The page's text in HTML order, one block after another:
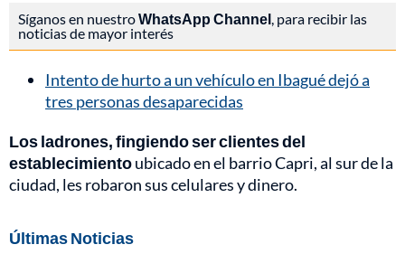
Síganos en nuestroWhatsApp Channel , para recibir las
noticias de mayor interés
Intento de hurto a un vehículo en Ibagué dejó a
tres personas desaparecidas
Los ladrones, fingiendo ser clientes del
establecimientoubicado en el barrio Capri, al sur de la
ciudad, les robaron sus celulares y dinero.
Últimas Noticias